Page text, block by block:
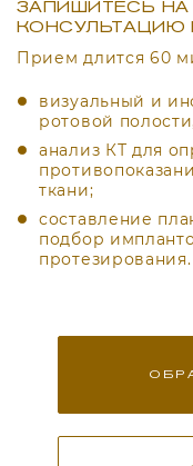
ЗАПИШИТЕСЬ
КОНСУЛЬТАЦИЮ
Прием длится 60
визуальный и
ротовой
анализ КТ для
ткани;
составление
подбор
протезирования.